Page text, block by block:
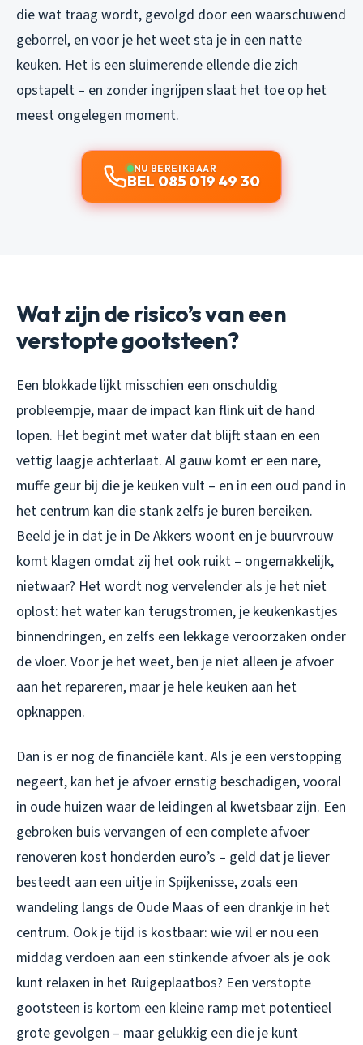
die wat traag wordt, gevolgd door een waarschuwend
geborrel, en voor je het weet sta je in een natte
keuken. Het is een sluimerende ellende die zich
opstapelt – en zonder ingrijpen slaat het toe op het
meest ongelegen moment.
NU BEREIKBAAR
BEL 085 019 49 30
Wat zijn de risico’s van een
verstopte gootsteen?
Een blokkade lijkt misschien een onschuldig
probleempje, maar de impact kan flink uit de hand
lopen. Het begint met water dat blijft staan en een
vettig laagje achterlaat. Al gauw komt er een nare,
muffe geur bij die je keuken vult – en in een oud pand in
het centrum kan die stank zelfs je buren bereiken.
Beeld je in dat je in De Akkers woont en je buurvrouw
komt klagen omdat zij het ook ruikt – ongemakkelijk,
nietwaar? Het wordt nog vervelender als je het niet
oplost: het water kan terugstromen, je keukenkastjes
binnendringen, en zelfs een lekkage veroorzaken onder
de vloer. Voor je het weet, ben je niet alleen je afvoer
aan het repareren, maar je hele keuken aan het
opknappen.
Dan is er nog de financiële kant. Als je een verstopping
negeert, kan het je afvoer ernstig beschadigen, vooral
in oude huizen waar de leidingen al kwetsbaar zijn. Een
gebroken buis vervangen of een complete afvoer
renoveren kost honderden euro’s – geld dat je liever
besteedt aan een uitje in Spijkenisse, zoals een
wandeling langs de Oude Maas of een drankje in het
centrum. Ook je tijd is kostbaar: wie wil er nou een
middag verdoen aan een stinkende afvoer als je ook
kunt relaxen in het Ruigeplaatbos? Een verstopte
gootsteen is kortom een kleine ramp met potentieel
grote gevolgen – maar gelukkig een die je kunt